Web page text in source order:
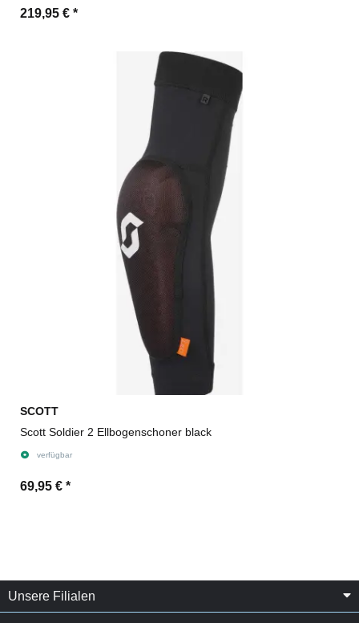
219,95 € *
SCOTT
Scott Soldier 2 Ellbogenschoner black
verfügbar
69,95 € *
Unsere Filialen